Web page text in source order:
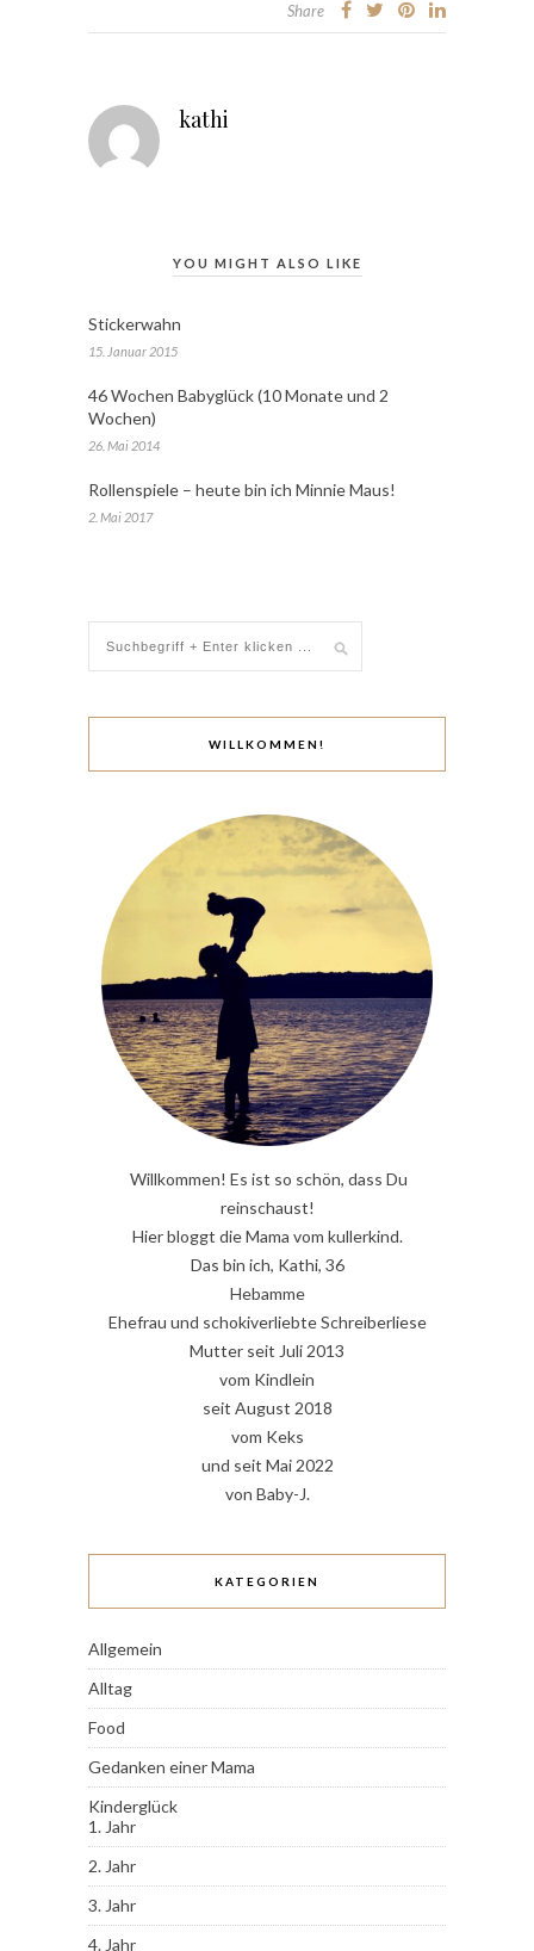
Share
kathi
YOU MIGHT ALSO LIKE
Stickerwahn
15. Januar 2015
46 Wochen Babyglück (10 Monate und 2
Wochen)
26. Mai 2014
Rollenspiele – heute bin ich Minnie Maus!
2. Mai 2017
WILLKOMMEN!
Willkommen! Es ist so schön, dass Du
reinschaust!
Hier bloggt die Mama vom kullerkind.
Das bin ich, Kathi, 36
Hebamme
Ehefrau und schokiverliebte Schreiberliese
Mutter seit Juli 2013
vom Kindlein
seit August 2018
vom Keks
und seit Mai 2022
von Baby-J.
KATEGORIEN
Allgemein
Alltag
Food
Gedanken einer Mama
Kinderglück
1. Jahr
2. Jahr
3. Jahr
4. Jahr